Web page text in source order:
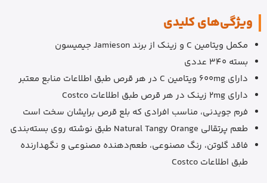
ویژگی‌های کلیدی
مکمل ویتامین C و زینک از برند Jamieson جیمیسون
بسته 340 عددی
دارای 600mg ویتامین C در هر قرص طبق اطلاعات منابع معتبر
دارای 2mg زینک در هر قرص طبق اطلاعات Costco
فرم جویدنی، مناسب افرادی که بلع قرص برایشان سخت است
طعم پرتقالی Natural Tangy Orange طبق نوشته روی بسته‌بندی
فاقد گلوتن، رنگ مصنوعی، طعم‌دهنده مصنوعی و نگهدارنده
طبق اطلاعات Costco